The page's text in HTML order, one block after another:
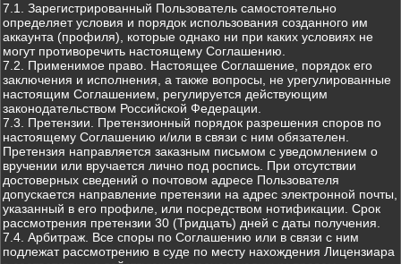
7.1. Зарегистрированный Пользователь самостоятельно
определяет условия и порядок использования созданного им
аккаунта (профиля), которые однако ни при каких условиях не
могут противоречить настоящему Соглашению.
7.2. Применимое право. Настоящее Соглашение, порядок его
заключения и исполнения, а также вопросы, не урегулированные
настоящим Соглашением, регулируется действующим
законодательством Российской Федерации.
7.3. Претензии. Претензионный порядок разрешения споров по
настоящему Соглашению и/или в связи с ним обязателен.
Претензия направляется заказным письмом с уведомлением о
вручении или вручается лично под роспись. При отсутствии
достоверных сведений о почтовом адресе Пользователя
допускается направление претензии на адрес электронной почты,
указанный в его профиле, или посредством нотификации. Срок
рассмотрения претензии 30 (Тридцать) дней с даты получения.
7.4. Арбитраж. Все споры по Соглашению или в связи с ним
подлежат рассмотрению в суде по месту нахождения Лицензиара